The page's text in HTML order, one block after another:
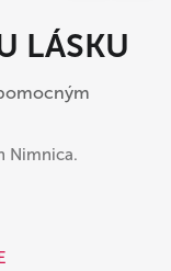
LÁSKU
Nimnica.